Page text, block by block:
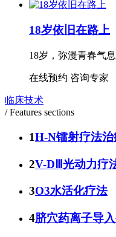
18岁依旧在路上
18岁，弥漫青春气
在线预约 咨询专家
临床技术
/ Features sections
1H-N镭射疗法治
2V-DⅢ光动力疗
3O3水活化疗法
4脐穴药离子导